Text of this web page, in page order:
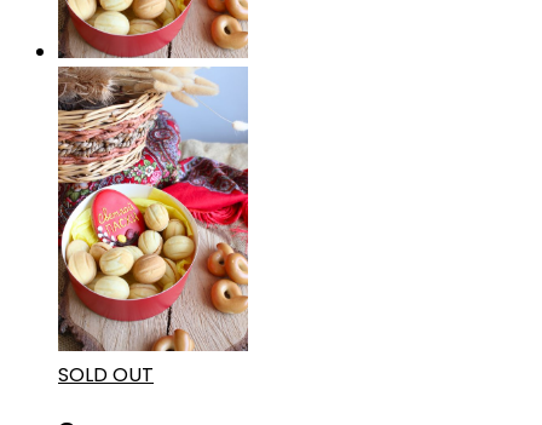
SOLD OUT